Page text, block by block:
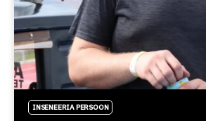
INSENEERIA PERSOON